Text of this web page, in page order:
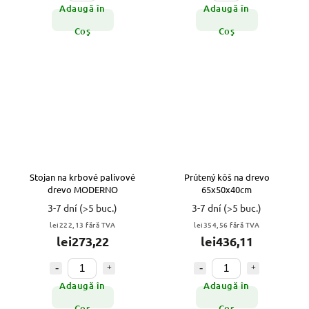
Adaugă în
Coş
Adaugă în
Coş
Stojan na krbové palivové
drevo MODERNO
3-7 dní (>5 buc.)
lei222,13 fără TVA
lei273,22
Adaugă în
Prútený kôš na drevo
65x50x40cm
3-7 dní (>5 buc.)
lei354,56 fără TVA
lei436,11
Adaugă în